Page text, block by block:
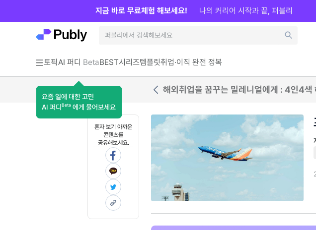
토픽AI 퍼디 Beta
요즘 일에 대한 고민
AI 퍼디 Beta 에게 물어보세요
BEST시리즈템플릿취업·이직 완전 정복
지금 바로 무료체험 해보세요! 나의 커리어 시작과 끝, 퍼블리
해외취업을 꿈꾸는 밀레니얼에게 : 4인4색
혼자 보기 아까운
콘텐츠를
공유해보세요.